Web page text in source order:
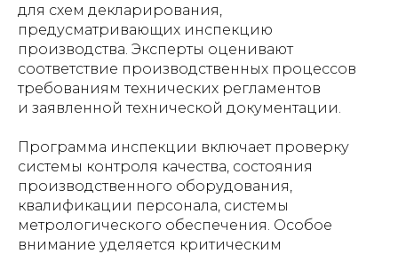
для схем декларирования,
предусматривающих инспекцию
производства. Эксперты оценивают
соответствие производственных процессов
требованиям технических регламентов
и заявленной технической документации.
Программа инспекции включает проверку
системы контроля качества, состояния
производственного оборудования,
квалификации персонала, системы
метрологического обеспечения. Особое
внимание уделяется критическим